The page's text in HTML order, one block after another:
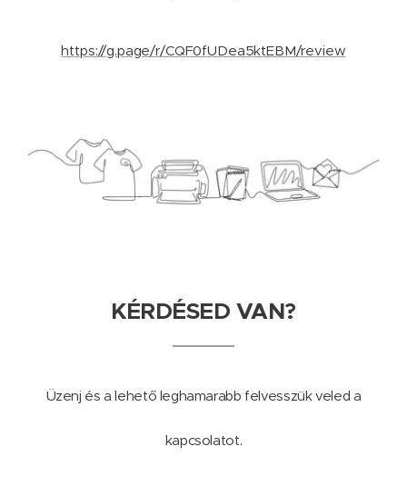
https://g.page/r/CQF0fUDea5ktEBM/review
KÉRDÉSED VAN?
Üzenj és a lehető leghamarabb felvesszük veled a
kapcsolatot.